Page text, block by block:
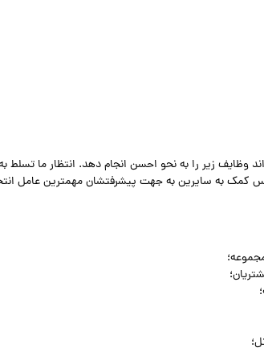
وظایف زیر را به نحو احسن انجام دهد. انتظار ما تسلط
کمک به سایرین به جهت پیشرفتشان مهمترین عامل